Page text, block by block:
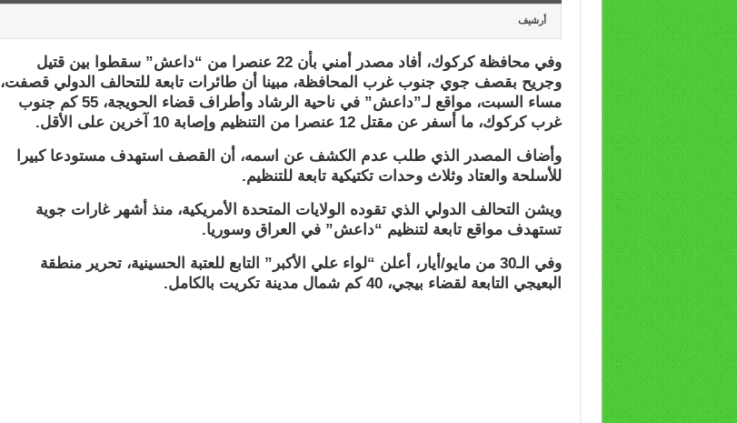
أرشيف
وفي محافظة كركوك، أفاد مصدر أمني بأن 22 عنصرا من “داعش” سقطوا بين قتيل
وجريح بقصف جوي جنوب غرب المحافظة، مبينا أن طائرات تابعة للتحالف الدولي قصفت،
مساء السبت، مواقع لـ”داعش” في ناحية الرشاد وأطراف قضاء الحويجة، 55 كم جنوب
غرب كركوك، ما أسفر عن مقتل 12 عنصرا من التنظيم وإصابة 10 آخرين على الأقل.
وأضاف المصدر الذي طلب عدم الكشف عن اسمه، أن القصف استهدف مستودعا كبيرا
للأسلحة والعتاد وثلاث وحدات تكتيكية تابعة للتنظيم.
ويشن التحالف الدولي الذي تقوده الولايات المتحدة الأمريكية، منذ أشهر غارات جوية
تستهدف مواقع تابعة لتنظيم “داعش” في العراق وسوريا.
وفي الـ30 من مايو/أيار، أعلن “لواء علي الأكبر” التابع للعتبة الحسينية، تحرير منطقة
البعيجي التابعة لقضاء بيجي، 40 كم شمال مدينة تكريت بالكامل.